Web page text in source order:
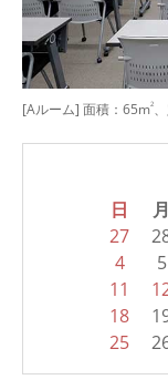
[Aルーム] 面積：65m2
日 月
27
4
5
11
18
25